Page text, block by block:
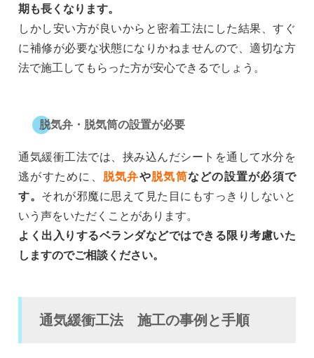
期も長くなります。
しかし安い方が良いからと密着工法にした結果、すぐ
に補修が必要な状態になりかねませんので、適切な方
法で施工してもらった方が安心できるでしょう。
脱気弁・脱気筒の設置が必要
通気緩衝工法では、挟み込んだシートを通して水分を
逃がすために、 脱気弁や脱気筒などの設置が必須で
す。 それが邪魔に思えて見た目にもすっきりしないと
いう声をいただくことがあります。
よく出入りするベランダなどではできる限り考慮いた
しますのでご相談ください。
通気緩衝工法 施工の事例と手順